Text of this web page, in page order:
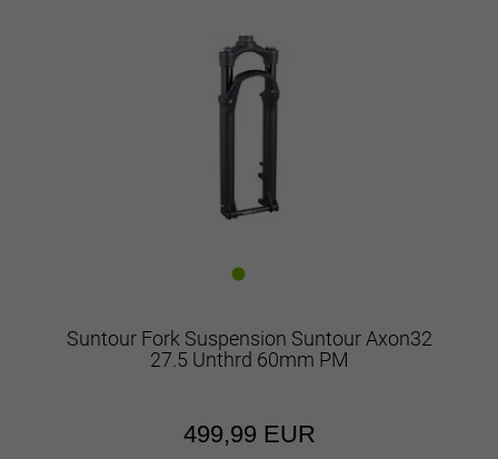
Suntour Fork Suspension Suntour Axon32
27.5 Unthrd 60mm PM
499,99 EUR